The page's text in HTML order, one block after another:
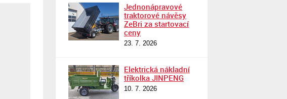
Jednonápravové
traktorové návěsy
ZeBri za startovací
ceny
23. 7. 2026
Elektrická nákladní
tříkolka JINPENG
10. 7. 2026